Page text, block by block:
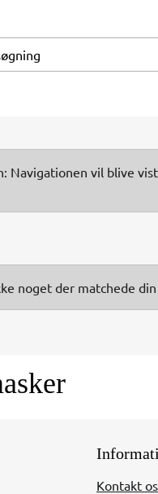
Navigationen vil blive
noget der matchede
Kontakt os